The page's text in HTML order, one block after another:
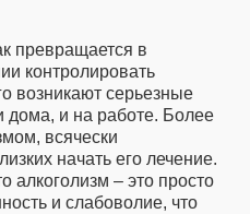
превращается в
контролировать
возникают серьезные
и на работе. Более
всячески
начать его лечение.
алкоголизм – это просто
и слабоволие, что